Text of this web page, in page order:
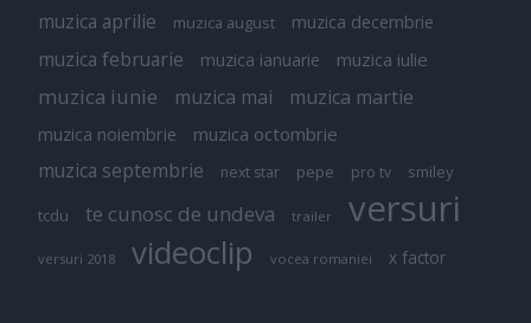
muzica aprilie muzica august muzica decembrie
muzica februarie muzica ianuarie muzica iulie
muzica iunie muzica mai muzica martie
muzica noiembrie muzica octombrie
muzica septembrie next star pepe pro tv smiley
tcdu te cunosc de undeva trailer versuri
versuri 2018 videoclip vocea romaniei x factor